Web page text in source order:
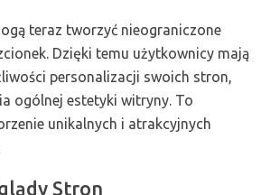
teraz tworzyć nieograniczone
Dzięki temu użytkownicy mają
personalizacji swoich stron,
ogólnej estetyki witryny. To
unikalnych i atrakcyjnych
Stron